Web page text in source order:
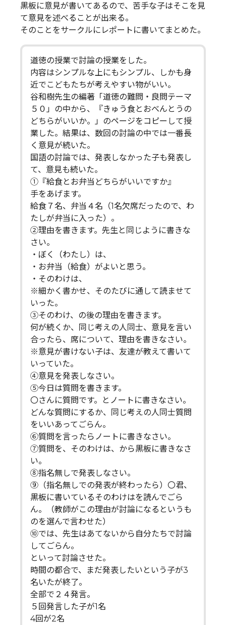
黒板に意見が書いてあるので、苦手な子はそこを見
て意見を述べることが出来る。
そのことをサークルにレポートに書いてまとめた。
道徳の授業で討論の授業をした。
内容はシンプルな上にもシンプル、しかも身
近でこどもたちが考えやすい物がいい。
谷和樹先生の編著「道徳の難問・良問テーマ
５０」の中から、『きゅう食とおべんとうの
どちらがいいか。」のページをコピーして授
業した。結果は、数回の討論の中では一番長
く意見が続いた。
国語の討論では、発表しなかった子も発表し
て、意見も続いた。
①『給食とお弁当どちらがいいですか』
手をあげます。
給食７名、弁当４名（1名欠席だったので、わ
たしが弁当に入った）。
②理由を書きます。先生と同じように書きな
さい。
・ぼく（わたし）は、
・お弁当（給食）がよいと思う。
・そのわけは、
※細かく書かせ、そのたびに通して読ませて
いった。
③そのわけ、の後の理由を書きます。
何が続くか、同じ考えの人同士、意見を言い
合ったら、席について、理由を書きなさい。
※意見が書けない子は、友達が教えて書いて
いっていた。
④意見を発表しなさい。
⑤今日は質問を書きます。
〇さんに質問です。とノートに書きなさい。
どんな質問にするか、同じ考えの人同士質問
をいいあってごらん。
⑥質問を言ったらノートに書きなさい。
⑦質問を、そのわけは、から黒板に書きなさ
い。
⑧指名無しで発表しなさい。
⑨（指名無しでの発表が終わったら）〇君、
黒板に書いているそのわけはを読んでごら
ん。（教師がこの理由が討論になるというも
のを選んで言わせた）
⑩では、先生はあてないから自分たちで討論
してごらん。
といって討論させた。
時間の都合で、まだ発表したいという子が3
名いたが終了。
全部で２４発言。
５回発言した子が1名
4回が2名